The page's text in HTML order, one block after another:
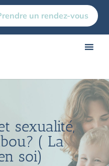
un rendez-vous
sexualité,
( La
soi)